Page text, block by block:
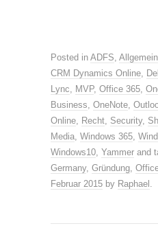
Posted in ADFS, Allgemein
CRM Dynamics Online,
Lync, MVP, Office 365,
Business, OneNote,
Online, Recht, Security,
Media, Windows 365,
Windows10, Yammer and
Germany, Gründung,
Februar 2015 by Raphael .